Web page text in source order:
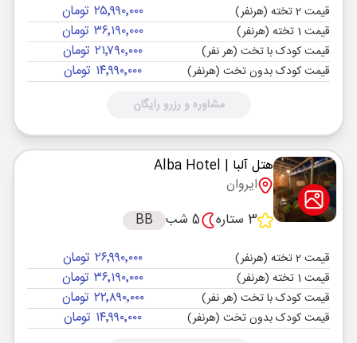
قیمت 2 تخته (هرنفر) ۲۵٬۹۹۰٬۰۰۰ تومان
قیمت 1 تخته (هرنفر) ۳۶٬۱۹۰٬۰۰۰ تومان
قیمت کودک با تخت (هر نفر) ۲۱٬۷۹۰٬۰۰۰ تومان
قیمت کودک بدون تخت (هرنفر) ۱۴٬۹۹۰٬۰۰۰ تومان
مشاوره و رزرو رایگان
هتل آلبا | Alba Hotel
ایروان
3 ستاره
5 شب BB
قیمت 2 تخته (هرنفر) ۲۶٬۹۹۰٬۰۰۰ تومان
قیمت 1 تخته (هرنفر) ۳۶٬۱۹۰٬۰۰۰ تومان
قیمت کودک با تخت (هر نفر) ۲۲٬۸۹۰٬۰۰۰ تومان
قیمت کودک بدون تخت (هرنفر) ۱۴٬۹۹۰٬۰۰۰ تومان